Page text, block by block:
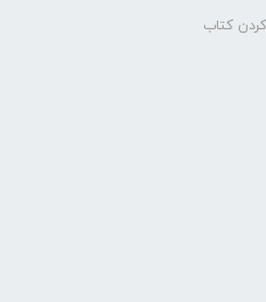
کتاب